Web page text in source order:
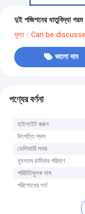
দুই পজিশনের ধাতুবিদ্যা
মূল্য：Can be
ভালো দাম
পণ্যের বর্ণনা
হাইলাইট করুন
উৎপত্তি স্থল
ডেলিভারি সময়
ন্যূনতম চাহিদার পরিমাণ
পরিচিতিমুলক নাম
পরিশোধের শর্ত